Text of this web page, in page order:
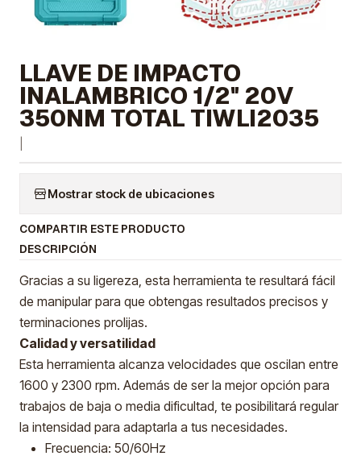
LLAVE DE IMPACTO
INALAMBRICO 1/2" 20V
350NM TOTAL TIWLI2035
Mostrar stock de ubicaciones
COMPARTIR ESTE PRODUCTO
DESCRIPCIÓN
Gracias a su ligereza, esta herramienta te resultará fácil
de manipular para que obtengas resultados precisos y
terminaciones prolijas.
Calidad y versatilidad
Esta herramienta alcanza velocidades que oscilan entre
1600 y 2300 rpm. Además de ser la mejor opción para
trabajos de baja o media dificultad, te posibilitará regular
la intensidad para adaptarla a tus necesidades.
Frecuencia: 50/60Hz